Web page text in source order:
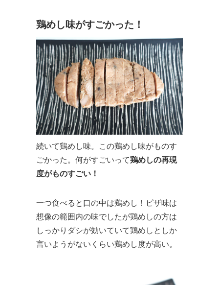
鶏めし味がすごかった！
続いて鶏めし味。この鶏めし味がものす
ごかった。何がすごいって鶏めしの再現
度がものすごい！
一つ食べると口の中は鶏めし！ピザ味は
想像の範囲内の味でしたが鶏めしの方は
しっかりダシが効いていて鶏めしとしか
言いようがないくらい鶏めし度が高い。